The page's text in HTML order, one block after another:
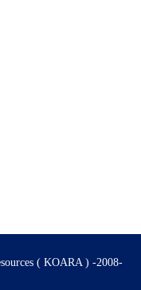
( KOARA ) -2008-